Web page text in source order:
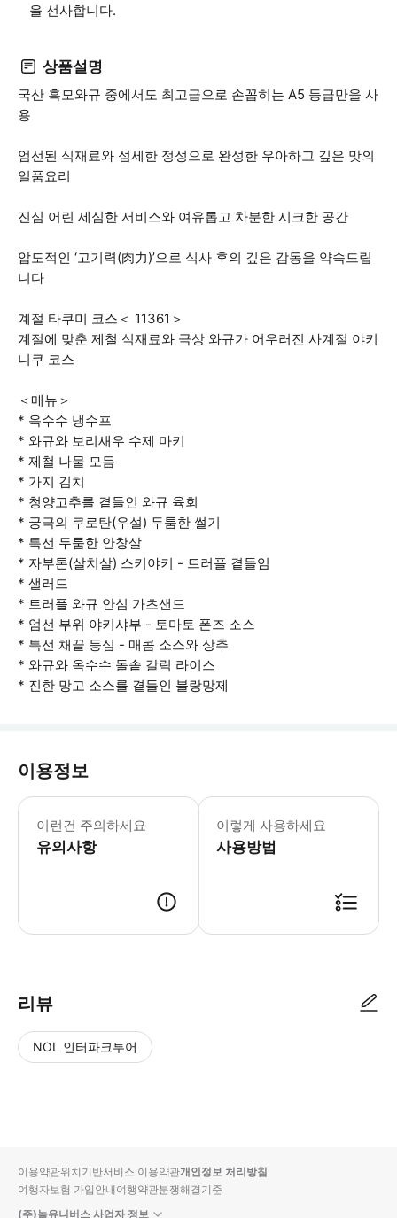
을 선사합니다.
상품설명
국산 흑모와규 중에서도 최고급으로 손꼽히는 A5 등급만을 사
용
엄선된 식재료와 섬세한 정성으로 완성한 우아하고 깊은 맛의
일품요리
진심 어린 세심한 서비스와 여유롭고 차분한 시크한 공간
압도적인 ‘고기력(肉力)’으로 식사 후의 깊은 감동을 약속드립
니다
계절 타쿠미 코스＜ 11361＞
계절에 맞춘 제철 식재료와 극상 와규가 어우러진 사계절 야키
니쿠 코스
＜메뉴＞
* 옥수수 냉수프
* 와규와 보리새우 수제 마키
* 제철 나물 모듬
* 가지 김치
* 청양고추를 곁들인 와규 육회
* 궁극의 쿠로탄(우설) 두툼한 썰기
* 특선 두툼한 안창살
* 자부톤(살치살) 스키야키 - 트러플 곁들임
* 샐러드
* 트러플 와규 안심 가츠샌드
* 엄선 부위 야키샤부 - 토마토 폰즈 소스
* 특선 채끝 등심 - 매콤 소스와 상추
* 와규와 옥수수 돌솥 갈릭 라이스
* 진한 망고 소스를 곁들인 블랑망제
이용정보
이런건 주의하세요
유의사항
사진은 이미지입니다. 표기된 금액은
이렇게 사용하세요
사용방법
리뷰
NOL 인터파크투어
입니
다.
순
상
이용약관위치기반서비스 이용약관개인정보 처리방침
여행자보험 가입안내여행약관분쟁해결기준
(주)놀유니버스 사업자 정보